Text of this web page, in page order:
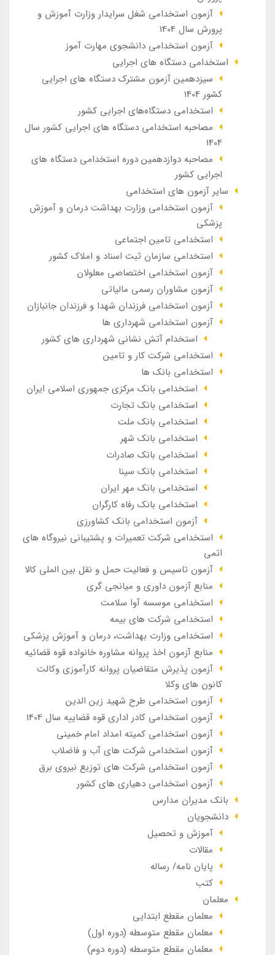
آزمون استخدامی شغل سرایدار وزارت آموزش و
پرورش سال 1404
آزمون استخدامی دانشجوی مهارت آموز
استخدامی دستگاه های اجرایی
سیزدهمین آزمون مشترک دستگاه های اجرایی
کشور 1404
استخدامی دستگاه‌های اجرایی کشور
مصاحبه استخدامی دستگاه های اجرایی کشور سال
1404
مصاحبه دوازدهمین دوره استخدامی دستگاه های
اجرایی کشور
سایر آزمون های استخدامی
آزمون استخدامی وزارت بهداشت درمان و آموزش
پزشکی
استخدامی تامین اجتماعی
استخدامی سازمان ثبت اسناد و املاک کشور
آزمون استخدامی اختصاصی معلولان
آزمون مشاوران رسمی مالیاتی
آزمون استخدامی فرزندان شهدا و فرزندان جانبازان
آزمون استخدامی شهرداری ها
استخدام آتش نشانی شهرداری های کشور
استخدامی شرکت کار و تامین
استخدامی بانک ها
استخدامی بانک مرکزی جمهوری اسلامی ایران
استخدامی بانک تجارت
استخدامی بانک ملت
استخدامی بانک شهر
استخدامی بانک صادرات
استخدامی بانک سینا
استخدامی بانک مهر ایران
استخدامی بانک رفاه کارگران
آزمون استخدامی بانک کشاورزی
استخدامی شرکت تعمیرات و پشتیبانی نیروگاه های
اتمی
آزمون تاسیس و فعالیت حمل و نقل بین الملی کالا
منابع آزمون داوری و میانجی گری
استخدامی موسسه آوا سلامت
استخدامی شرکت های بیمه
استخدامی وزارت بهداشت، درمان و آموزش پزشکی
منابع آزمون اخذ پروانه مشاوره خانواده قوه قضائیه
آزمون پذیرش متقاضیان پروانه کارآموزی وکالت
کانون های وکلا
آزمون استخدامی طرح شهید زین الدین
آزمون استخدامی کادر اداری قوه قضاییه سال 1404
آزمون استخدامی کمیته امداد امام خمینی
آزمون استخدامی شرکت های آب و فاضلاب
آزمون استخدامی شرکت های توزیع نیروی برق
آزمون استخدامی دهیاری های کشور
بانک مدیران مدارس
دانشجویان
آموزش و تحصیل
مقالات
پایان نامه/ رساله
کتب
معلمان
معلمان مقطع ابتدایی
معلمان مقطع متوسطه (دوره اول)
معلمان مقطع متوسطه (دوره دوم)